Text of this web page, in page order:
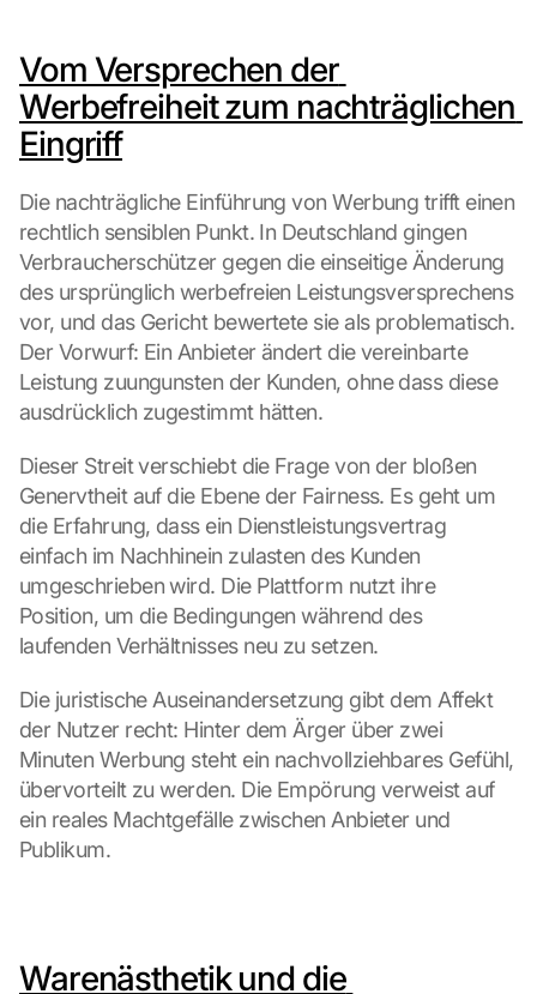
Vom Versprechen der
Werbefreiheit zum nachträglichen
Eingriff
Die nachträgliche Einführung von Werbung trifft einen
rechtlich sensiblen Punkt. In Deutschland gingen
Verbraucherschützer gegen die einseitige Änderung
des ursprünglich werbefreien Leistungsversprechens
vor, und das Gericht bewertete sie als problematisch.
Der Vorwurf: Ein Anbieter ändert die vereinbarte
Leistung zuungunsten der Kunden, ohne dass diese
ausdrücklich zugestimmt hätten.
Dieser Streit verschiebt die Frage von der bloßen
Genervtheit auf die Ebene der Fairness. Es geht um
die Erfahrung, dass ein Dienstleistungsvertrag
einfach im Nachhinein zulasten des Kunden
umgeschrieben wird. Die Plattform nutzt ihre
Position, um die Bedingungen während des
laufenden Verhältnisses neu zu setzen.
Die juristische Auseinandersetzung gibt dem Affekt
der Nutzer recht: Hinter dem Ärger über zwei
Minuten Werbung steht ein nachvollziehbares Gefühl,
übervorteilt zu werden. Die Empörung verweist auf
ein reales Machtgefälle zwischen Anbieter und
Publikum.
Warenästhetik und die